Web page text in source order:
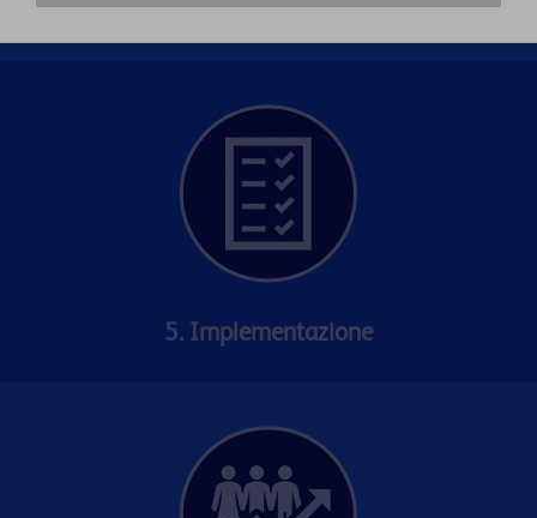
4. Installazione
5. Implementazione